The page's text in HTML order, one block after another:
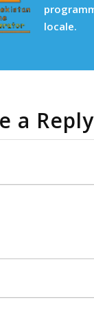
locale.
a Reply